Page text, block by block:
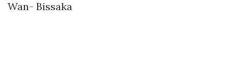
Wan- Bissaka